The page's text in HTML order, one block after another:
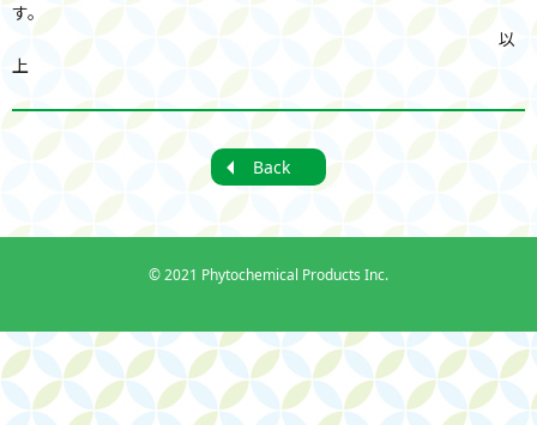
す。
以
上
Back
©2021 Phytochemical Products Inc.